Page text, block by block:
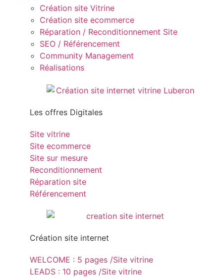
Création site Vitrine
Création site ecommerce
Réparation / Reconditionnement Site
SEO / Référencement
Community Management
Réalisations
Les offres Digitales
Site vitrine
Site ecommerce
Site sur mesure
Reconditionnement
Réparation site
Référencement
Création site internet
WELCOME : 5 pages /Site vitrine
LEADS : 10 pages /Site vitrine